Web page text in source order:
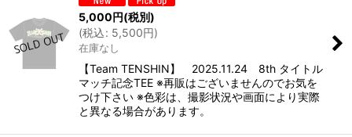
5,000円(税別)
(税込: 5,500円)
在庫なし
【Team TENSHIN】 2025.11.24 8th タイトル
マッチ記念TEE ※再販はございませんのでお気を
つけ下さい ※色彩は、撮影状況や画面により実際
と異なる場合があります。